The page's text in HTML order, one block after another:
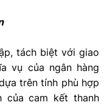
tách biệt với giao
vụ của ngân hàng
trên tính phù hợp
cam kết thanh